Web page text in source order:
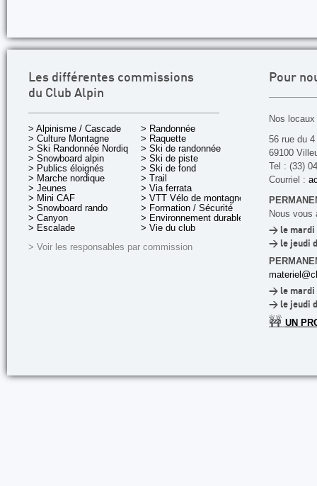
Les différentes commissions
du Club Alpin
> Alpinisme / Cascade
> Culture Montagne
> Ski Randonnée Nordique
> Snowboard alpin
> Publics éloignés
> Marche nordique
> Jeunes
> Mini CAF
> Snowboard rando
> Canyon
> Escalade
> Randonnée
> Raquette
> Ski de randonnée
> Ski de piste
> Ski de fond
> Trail
> Via ferrata
> VTT Vélo de montagne
> Formation / Sécurité
> Environnement durable
> Vie du club
> Voir les responsables par commission
Pour
Nos
56 rue du
69100
Tel : (33)
Courriel :
Nous vous
> le mardi
> le jeudi
> le mardi
> le jeudi
🚧 UN